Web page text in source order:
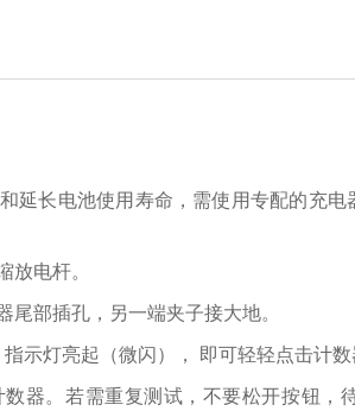
延长电池使用寿命，需使用专配的充
放电杆。
部插孔，另一端夹子接大地。
示灯亮起（微闪）， 即可轻轻点击计数
器。若需重复测试，不要松开按钮，